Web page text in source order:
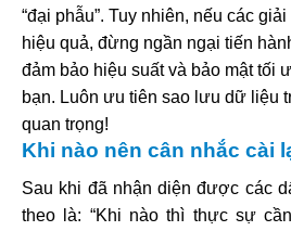
“đại phẫu”. Tuy nhiên, nếu các
hiệu quả, đừng ngần ngại tiến
đảm bảo hiệu suất và bảo mật tối
bạn. Luôn ưu tiên sao lưu dữ liệu
quan trọng!
Khi nào nên cân nhắc cài
Sau khi đã nhận diện được các
theo là: “Khi nào thì thực sự